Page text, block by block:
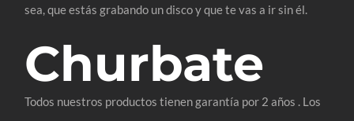
sea, que estás grabando un disco y que te vas a ir sin él.
Churbate
Todos nuestros productos tienen garantía por 2 años . Los